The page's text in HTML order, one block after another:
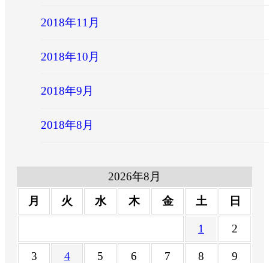
2018年11月
2018年10月
2018年9月
2018年8月
2026年8月
月
火 水 木 金 土 日
1 2
3 4 5 6 7 8 9